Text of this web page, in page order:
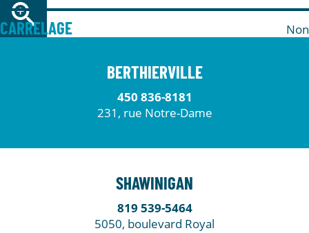
CARRELAGE Non
BERTHIERVILLE
450 836-8181
231, rue Notre-Dame
SHAWINIGAN
819 539-5464
5050, boulevard Royal